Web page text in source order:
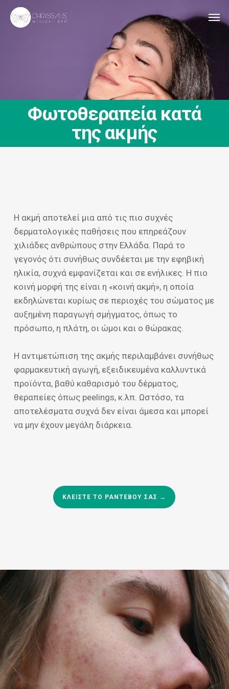
Φωτοθεραπεία κατά
της ακμής
Η ακμή αποτελεί μια από τις πιο συχνές
δερματολογικές παθήσεις που επηρεάζουν
χιλιάδες ανθρώπους στην Ελλάδα. Παρά το
γεγονός ότι συνήθως συνδέεται με την εφηβική
ηλικία, συχνά εμφανίζεται και σε ενήλικες. Η πιο
κοινή μορφή της είναι η «κοινή ακμή», η οποία
εκδηλώνεται κυρίως σε περιοχές του σώματος με
αυξημένη παραγωγή σμήγματος, όπως το
πρόσωπο, η πλάτη, οι ώμοι και ο θώρακας.
Η αντιμετώπιση της ακμής περιλαμβάνει συνήθως
φαρμακευτική αγωγή, εξειδικευμένα καλλυντικά
προϊόντα, βαθύ καθαρισμό του δέρματος,
θεραπείες όπως peelings, κ.λπ. Ωστόσο, τα
αποτελέσματα συχνά δεν είναι άμεσα και μπορεί
να μην έχουν μεγάλη διάρκεια.
ΚΛΕΊΣΤΕ ΤΟ ΡΑΝΤΕΒΟΎ ΣΑΣ →